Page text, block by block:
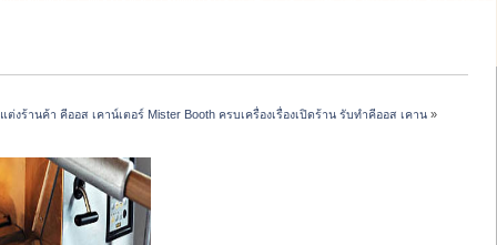
ร้านค้า คีออส เคาน์เตอร์ Mister Booth ครบเครื่องเรื่องเปิดร้าน รับทำคีออส เคาน »